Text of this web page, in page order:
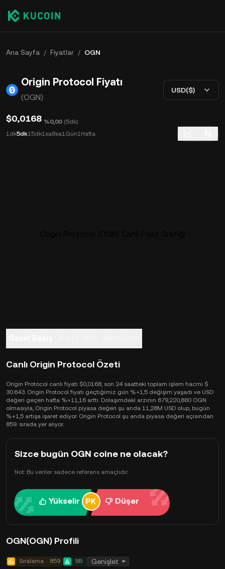
Ana Sayfa / Fiyatlar / OGN
Origin Protocol Fiyatı
(OGN)
USD($)
$0,0168 %0,00 (5dk)
1dk5dk15dk1sa8sa1Gün1Hafta
Canlı Origin Protocol Özeti
Origin Protocol canlı fiyatı $0,0168, son 24 saatteki toplam işlem hacmi $
30.643. Origin Protocol fiyatı geçtiğimiz gün %+1,5 değişim yaşadı ve USD
değeri geçen hafta %+11,16 arttı. Dolaşımdaki arzının 679,220,880 OGN
olmasıyla, Origin Protocol piyasa değeri şu anda 11,28M USD olup, bugün
%+1,5 artışa işaret ediyor. Origin Protocol şu anda piyasa değeri açısından
859. sırada yer alıyor.
Sizce bugün OGN coine ne olacak?
Not: Bu veriler sadece referans amaçlıdır.
Yükselir Düşer
OGN(OGN) Profili
Sıralama 859 BB Genişlet